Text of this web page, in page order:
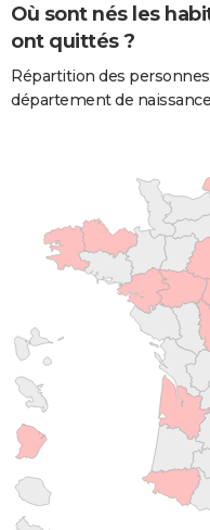
Où sont nés les
ont quittés ?
Répartition des
département de